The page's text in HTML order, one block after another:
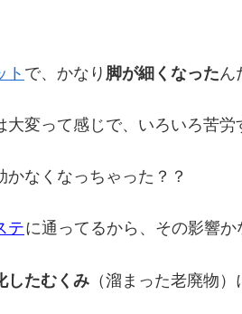
ト で、かなり 脚が細くなったん
変って感じで、いろいろ苦
なくなっちゃった？？
テに通ってるから、その影響か
したむくみ （溜まった老廃物